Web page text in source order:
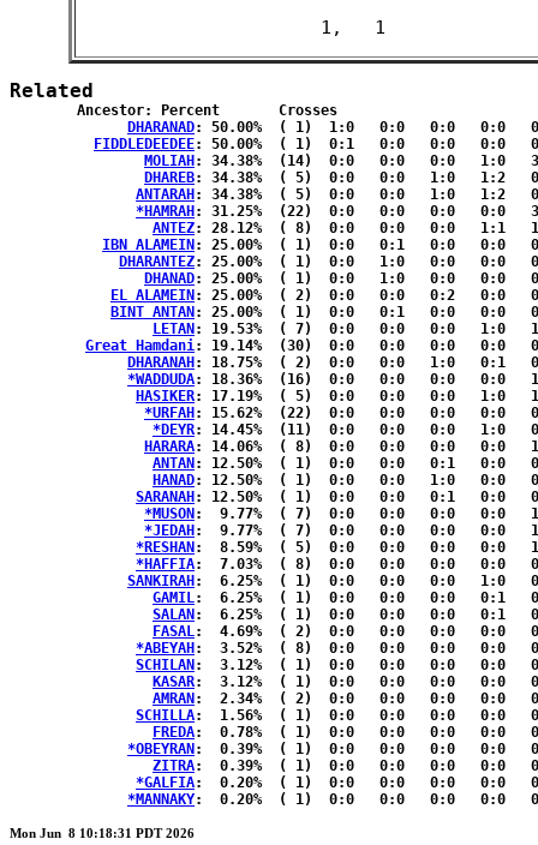
Related
DHARANAD: 50.00%	( 1)  1:0   0:0   0:0   0:0   0:0  { 0:0 }
FIDDLEDEEDEE: 50.00%	( 1)  0:1   0:0   0:0   0:0   0:0  { 0:0 }
MOLIAH : 34.38%	(14)  0:0   0:0   0:0   1:0   3:3  { 1:6 }
DHAREB: 34.38%	( 5)  0:0   0:0   1:0   1:2   0:1  { 0:0 }
ANTARAH : 34.38%	( 5)  0:0   0:0   1:0   1:2   0:1  { 0:0 }
*HAMRAH : 31.25%	(22)  0:0   0:0   0:0   0:0   3:0  { 5:14}
ANTEZ: 28.12%	( 8)  0:0   0:0   0:0   1:1   1:3  { 0:2 }
IBN ALAMEIN : 25.00%	( 1)  0:0   0:1   0:0   0:0   0:0  { 0:0 }
DHARANTEZ: 25.00%	( 1)  0:0   1:0   0:0   0:0   0:0  { 0:0 }
DHANAD: 25.00%	( 1)  0:0   1:0   0:0   0:0   0:0  { 0:0 }
EL ALAMEIN : 25.00%	( 2)  0:0   0:0   0:2   0:0   0:0  { 0:0 }
BINT ANTAN : 25.00%	( 1)  0:0   0:1   0:0   0:0   0:0  { 0:0 }
LETAN : 19.53%	( 7)  0:0   0:0   0:0   1:0   1:2  { 0:3 }
Great Hamdani: 19.14%	(30)  0:0   0:0   0:0   0:0   0:0  {10:20}
DHARANAH : 18.75%	( 2)  0:0   0:0   1:0   0:1   0:0  { 0:0 }
*WADDUDA: 18.36%	(16)  0:0   0:0   0:0   0:0   1:0  { 4:11}
HASIKER: 17.19%	( 5)  0:0   0:0   0:0   1:0   1:2  { 0:1 }
*URFAH : 15.62%	(22)  0:0   0:0   0:0   0:0   0:0  { 8:14}
*DEYR: 14.45%	(11)  0:0   0:0   0:0   1:0   0:0  { 2:8 }
HARARA: 14.06%	( 8)  0:0   0:0   0:0   0:0   1:1  { 1:5 }
ANTAN : 12.50%	( 1)  0:0   0:0   0:1   0:0   0:0  { 0:0 }
HANAD: 12.50%	( 1)  0:0   0:0   1:0   0:0   0:0  { 0:0 }
SARANAH : 12.50%	( 1)  0:0   0:0   0:1   0:0   0:0  { 0:0 }
*MUSON :  9.77%	( 7)  0:0   0:0   0:0   0:0   1:0  { 1:5 }
*JEDAH :  9.77%	( 7)  0:0   0:0   0:0   0:0   1:0  { 1:5 }
*RESHAN :  8.59%	( 5)  0:0   0:0   0:0   0:0   1:0  { 1:3 }
*HAFFIA:  7.03%	( 8)  0:0   0:0   0:0   0:0   0:0  { 2:6 }
SANKIRAH :  6.25%	( 1)  0:0   0:0   0:0   1:0   0:0  { 0:0 }
GAMIL:  6.25%	( 1)  0:0   0:0   0:0   0:1   0:0  { 0:0 }
SALAN :  6.25%	( 1)  0:0   0:0   0:0   0:1   0:0  { 0:0 }
FASAL:  4.69%	( 2)  0:0   0:0   0:0   0:0   0:1  { 0:1 }
*ABEYAH :  3.52%	( 8)  0:0   0:0   0:0   0:0   0:0  { 2:6 }
SCHILAN :  3.12%	( 1)  0:0   0:0   0:0   0:0   0:1  { 0:0 }
KASAR:  3.12%	( 1)  0:0   0:0   0:0   0:0   0:1  { 0:0 }
AMRAN :  2.34%	( 2)  0:0   0:0   0:0   0:0   0:0  { 0:2 }
SCHILLA:  1.56%	( 1)  0:0   0:0   0:0   0:0   0:0  { 0:1 }
FREDA:  0.78%	( 1)  0:0   0:0   0:0   0:0   0:0  { 0:1 }
*OBEYRAN :  0.39%	( 1)  0:0   0:0   0:0   0:0   0:0  { 0:1 }
ZITRA:  0.39%	( 1)  0:0   0:0   0:0   0:0   0:0  { 0:1 }
*GALFIA:  0.20%	( 1)  0:0   0:0   0:0   0:0   0:0  { 0:1 }
*MANNAKY